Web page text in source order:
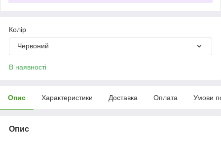
Колір
Червоний
В наявності
Опис Характеристики Доставка Оплата Умови
Опис